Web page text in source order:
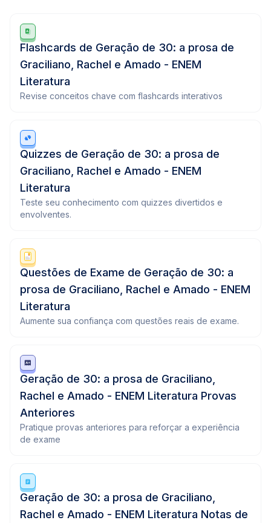
Flashcards de Geração de 30: a prosa de
Graciliano, Rachel e Amado - ENEM
Literatura
Revise conceitos chave com flashcards interativos
Quizzes de Geração de 30: a prosa de
Graciliano, Rachel e Amado - ENEM
Literatura
Teste seu conhecimento com quizzes divertidos e
envolventes.
Questões de Exame de Geração de 30: a
prosa de Graciliano, Rachel e Amado - ENEM
Literatura
Aumente sua confiança com questões reais de exame.
Geração de 30: a prosa de Graciliano,
Rachel e Amado - ENEM Literatura Provas
Anteriores
Pratique provas anteriores para reforçar a experiência
de exame
Geração de 30: a prosa de Graciliano,
Rachel e Amado - ENEM Literatura Notas de